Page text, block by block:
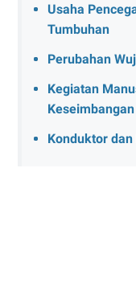
Usaha
Tumbuhan
Perubahan
Kegiatan
Konduktor